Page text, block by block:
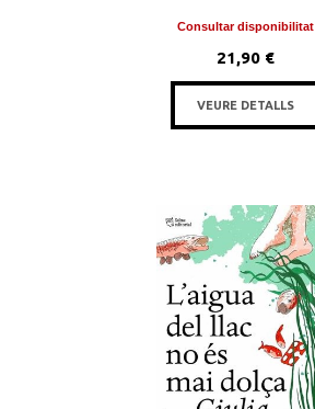
Consultar disponibilitat
21,90 €
VEURE DETALLS